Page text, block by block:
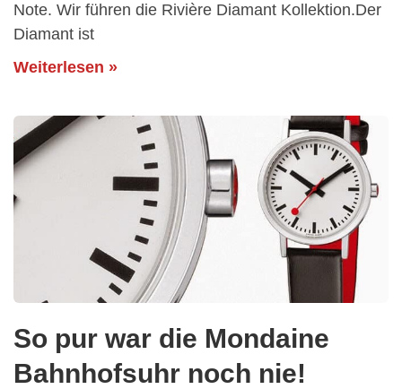
Note. Wir führen die Rivière Diamant Kollektion.Der
Diamant ist
Weiterlesen »
So pur war die Mondaine
Bahnhofsuhr noch nie!